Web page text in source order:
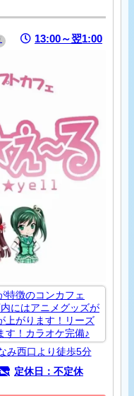
13:00～翌1:00
特徴のコンカフェ
にはアニメグッズが
上がります！リーズ
す！カラオケ完備♪
み西口より徒歩5分
定休日：不定休